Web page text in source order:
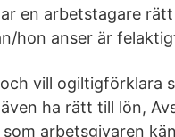
en arbetstagare
hon anser är
vill ogiltigförklara
ha rätt till lön,
arbetsgivaren